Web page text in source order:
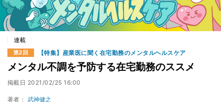
連載
第2回 【特集】産業医に聞く在宅勤務のメンタルヘルスケア
メンタル不調を予防する在宅勤務のススメ
掲載日 2021/02/25 16:00
著者： 武神健之